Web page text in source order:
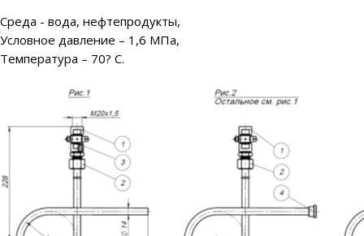
Среда - вода, нефтепродукты,
Условное давление – 1,6 МПа,
Температура – 70? С.